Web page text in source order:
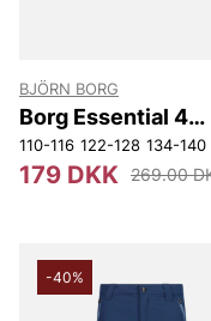
BJÖRN BORG
Borg Essential 4
Sweatshorts
110-116 122-128 134-140
179 DKK 269.00
-40%